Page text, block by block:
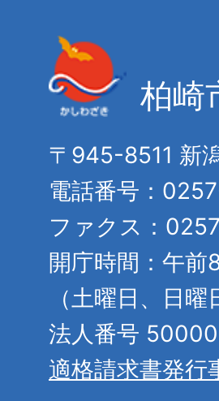
柏崎
〒945-8511 新
電話番号：
ファクス：
開庁時間：午
（土曜日、日
法人番号
適格請求書発行